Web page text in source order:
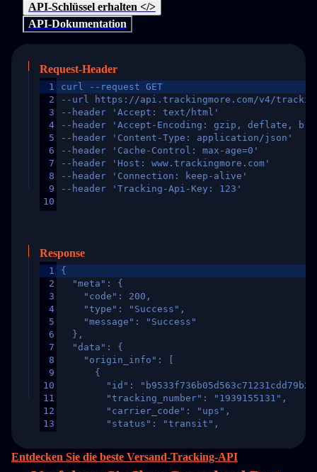
API-Schlüssel erhalten </>
API-Dokumentation
Request-Header
1
2
3
4
5
6
7
8
9
10
curl --request GET
--url https://api.trackingmore.com/v4/trackings/
--header 'Accept: text/html'
--header 'Accept-Encoding: gzip, deflate,
--header 'Content-Type: application/json'
--header 'Cache-Control: max-age=0'
--header 'Host: www.trackingmore.com'
--header 'Connection: keep-alive'
--header 'Tracking-Api-Key: 123'
Response
1
2
3
4
5
6
7
8
9
10
11
12
13
16
{
  "meta": {
    "code": 200,
    "type": "Success",
    "message": "Success"
  },
  "data": {
    "origin_info": [
      {
"id":
        "tracking_number": "1939155131",
        "carrier_code": "ups",
        "status": "transit",
        "itemTimeLength": 2,
Entdecken Sie die beste Versand-Tracking-API